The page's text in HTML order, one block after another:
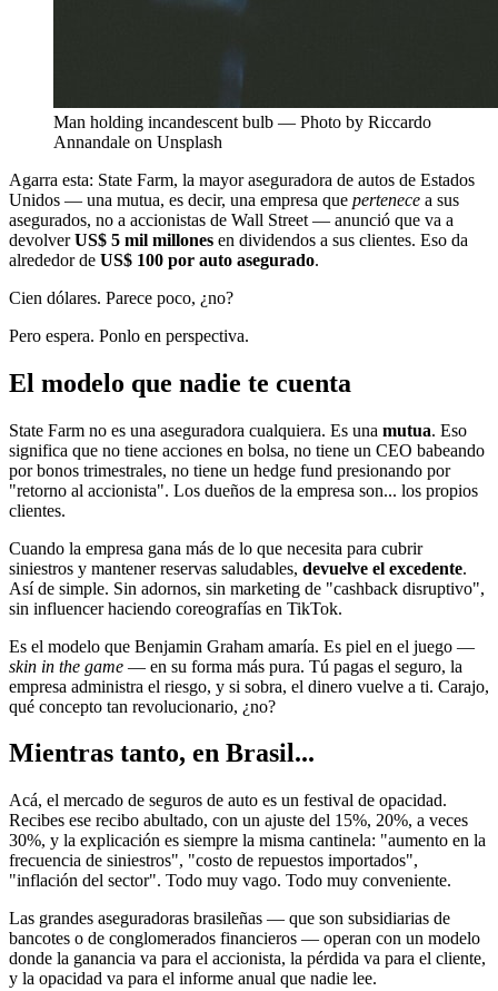
Man holding incandescent bulb — Photo by Riccardo
Annandale on Unsplash
Agarra esta: State Farm, la mayor aseguradora de autos de Estados
Unidos — una mutua, es decir, una empresa que pertenece a sus
asegurados, no a accionistas de Wall Street — anunció que va a
devolverUS$ 5 mil millones en dividendos a sus clientes. Eso da
alrededor de US$ 100 por auto asegurado.
Cien dólares. Parece poco, ¿no?
Pero espera. Ponlo en perspectiva.
El modelo que nadie te cuenta
State Farm no es una aseguradora cualquiera. Es una mutua. Eso
significa que no tiene acciones en bolsa, no tiene un CEO babeando
por bonos trimestrales, no tiene un hedge fund presionando por
"retorno al accionista". Los dueños de la empresa son... los propios
clientes.
Cuando la empresa gana más de lo que necesita para cubrir
siniestros y mantener reservas saludables, devuelve el excedente.
Así de simple. Sin adornos, sin marketing de "cashback disruptivo",
sin influencer haciendo coreografías en TikTok.
Es el modelo que Benjamin Graham amaría. Es piel en el juego —
skin in the game — en su forma más pura. Tú pagas el seguro, la
empresa administra el riesgo, y si sobra, el dinero vuelve a ti. Carajo,
qué concepto tan revolucionario, ¿no?
Mientras tanto, en Brasil...
Acá, el mercado de seguros de auto es un festival de opacidad.
Recibes ese recibo abultado, con un ajuste del 15%, 20%, a veces
30%, y la explicación es siempre la misma cantinela: "aumento en la
frecuencia de siniestros", "costo de repuestos importados",
"inflación del sector". Todo muy vago. Todo muy conveniente.
Las grandes aseguradoras brasileñas — que son subsidiarias de
bancotes o de conglomerados financieros — operan con un modelo
donde la ganancia va para el accionista, la pérdida va para el cliente,
y la opacidad va para el informe anual que nadie lee.